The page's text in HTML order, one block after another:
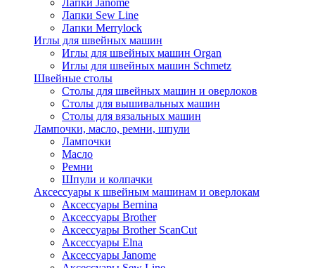
Лапки Janome
Лапки Sew Line
Лапки Merrylock
Иглы для швейных машин
Иглы для швейных машин Organ
Иглы для швейных машин Schmetz
Швейные столы
Столы для швейных машин и оверлоков
Столы для вышивальных машин
Столы для вязальных машин
Лампочки, масло, ремни, шпули
Лампочки
Масло
Ремни
Шпули и колпачки
Аксессуары к швейным машинам и оверлокам
Аксессуары Bernina
Аксессуары Brother
Аксессуары Brother ScanCut
Аксессуары Elna
Аксессуары Janome